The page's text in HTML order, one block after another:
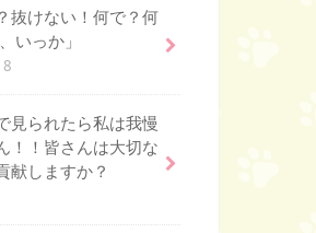
抜けない！何で？何
いっか」
見られたら私は我慢
！！皆さんは大切な
献しますか？